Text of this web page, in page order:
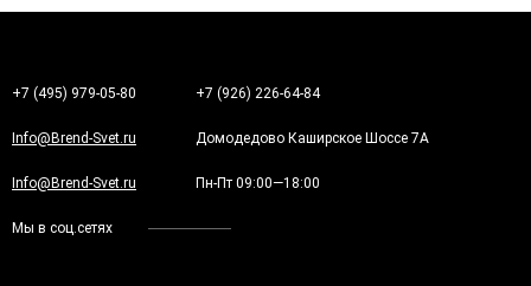
+7 (495) 979-05-80 +7 (926) 226-64-84
Info@Brend-Svet.ru Домодедово Каширское Шоссе 7А
Info@Brend-Svet.ru Пн-Пт 09:00—18:00
Мы в соц.сетях